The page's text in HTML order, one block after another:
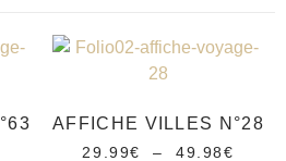
AFFICHE VILLES N°28
29.99€ – 49.98€